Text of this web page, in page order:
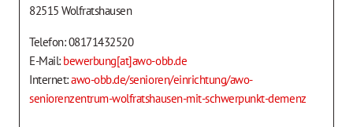
82515 Wolfratshausen
Telefon: 08171432520
E-Mail: bewerbung[at]awo-obb.de
Internet:awo-obb.de/senioren/einrichtung/awo-
seniorenzentrum-wolfratshausen-mit-schwerpunkt-demenz